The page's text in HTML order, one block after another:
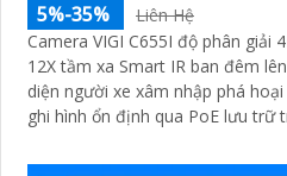
5%-35%
Liên Hệ
Camera VIGI C655I độ phân giải
12X tầm xa Smart IR ban đêm
diện người xe xâm nhập phá
ghi hình ổn định qua PoE lưu trữ